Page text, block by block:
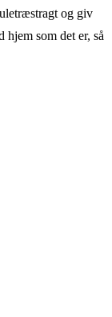
og giv
som det er, så